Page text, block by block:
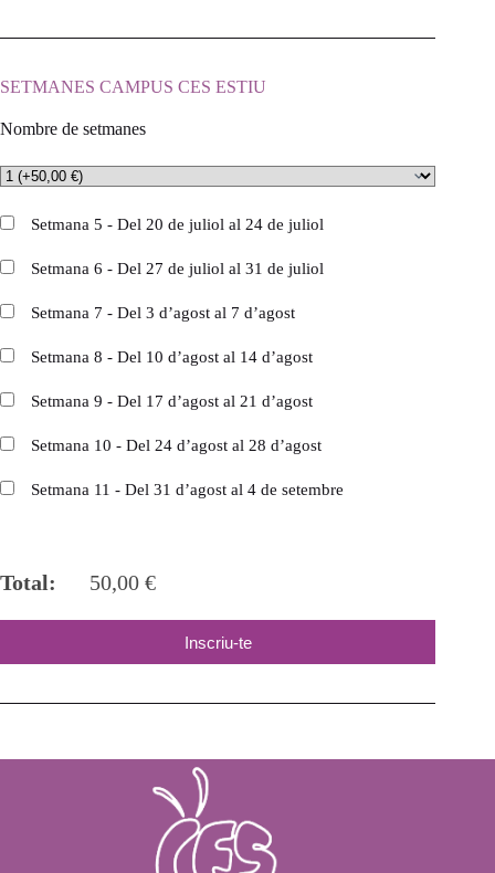
SETMANES CAMPUS CES ESTIU
Nombre de setmanes
Setmana 5 - Del 20 de juliol al 24 de juliol
Setmana 6 - Del 27 de juliol al 31 de juliol
Setmana 7 - Del 3 d’agost al 7 d’agost
Setmana 8 - Del 10 d’agost al 14 d’agost
Setmana 9 - Del 17 d’agost al 21 d’agost
Setmana 10 - Del 24 d’agost al 28 d’agost
Setmana 11 - Del 31 d’agost al 4 de setembre
Total: 50,00 €
Inscriu-te